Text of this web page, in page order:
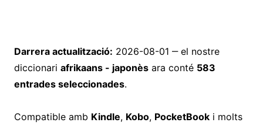
Darrera actualització: 2026-08-01 ‒ el nostre
diccionari afrikaans - japonès ara conté 583
entrades seleccionades.
Compatible amb Kindle, Kobo, PocketBook i molts